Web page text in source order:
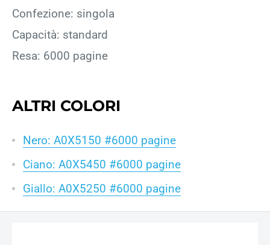
Confezione: singola
Capacità: standard
Resa: 6000 pagine
ALTRI COLORI
Nero: A0X5150 #6000 pagine
Ciano: A0X5450 #6000 pagine
Giallo: A0X5250 #6000 pagine